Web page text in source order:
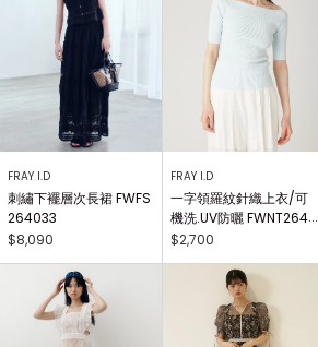
FRAY I.D
刺繡下襬層次長裙 FWFS
264033
$8,090
FRAY I.D
一字領羅紋針織上衣/可
機洗.UV防曬 FWNT2640
29
$2,700